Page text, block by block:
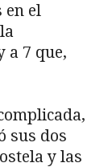
en el
a 7 que,
sus dos
y las